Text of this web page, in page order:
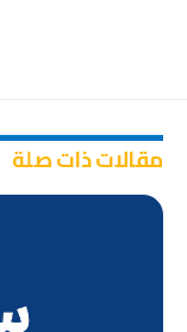
مقالات ذات صلة